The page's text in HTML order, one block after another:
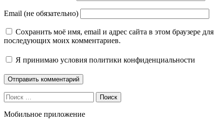
Email (не обязательно)
Сохранить моё имя, email и адрес сайта в этом браузере для
последующих моих комментариев.
Я принимаю условия политики конфиденциальности
Поиск
Мобильное приложение